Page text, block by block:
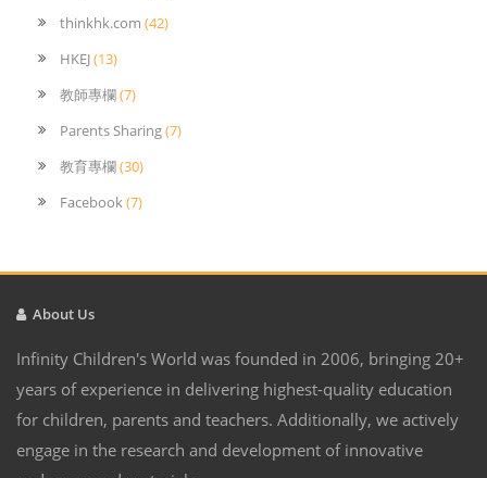
thinkhk.com (42)
HKEJ(13)
教師專欄(7)
Parents Sharing(7)
教育專欄(30)
Facebook(7)
About Us
Infinity Children's World was founded in 2006, bringing 20+
years of experience in delivering highest-quality education
for children, parents and teachers. Additionally, we actively
engage in the research and development of innovative